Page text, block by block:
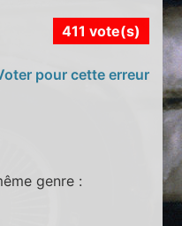
411 vote(s)
pour cette erreur
genre :